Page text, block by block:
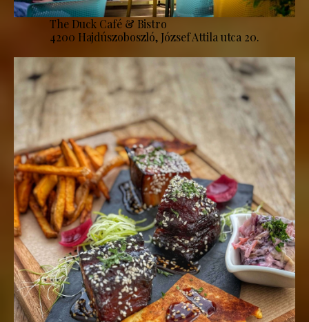
The Duck Café & Bistro
4200 Hajdúszoboszló, József Attila utca 20.